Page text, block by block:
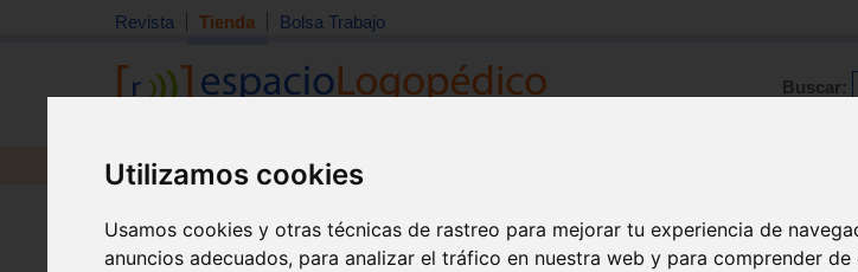
Utilizamos cookies
Usamos cookies y otras técnicas de rastreo para mejorar tu experiencia de
anuncios adecuados, para analizar el tráfico en nuestra web y para comprender
Revista Tienda Bolsa Trabajo
Buscar:
Revista Libros Material